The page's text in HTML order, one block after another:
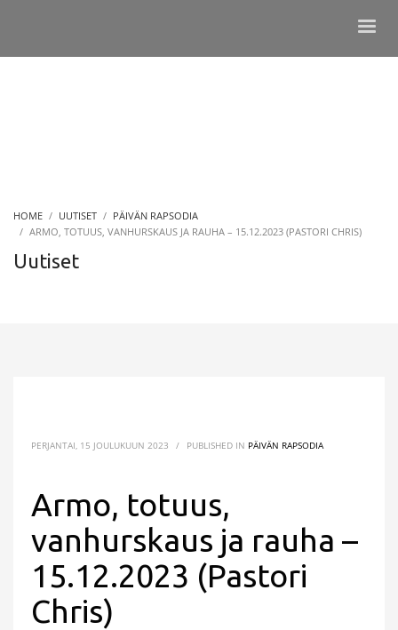
HOME UUTISET
PÄIVÄN RAPSODIA
ARMO, TOTUUS, VANHURSKAUS JA RAUHA – 15.12.2023 (PASTORI CHRIS)
Uutiset
PERJANTAI, 15 JOULUKUUN 2023 / PUBLISHED IN PÄIVÄN RAPSODIA
Armo, totuus,
vanhurskaus ja rauha –
15.12.2023 (Pastori
Chris)